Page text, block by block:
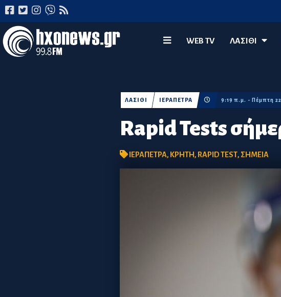
WEB TV ΛΑΣΊΘΙ
Rapid Tests
ΛΑΣΙΘΙ ΙΕΡΑΠΕΤΡΑ 9:19 π.μ. - Πέμπτη
ΙΕΡΑΠΕΤΡΑ, ΚΡΗΤΗ, RAPID TEST, ΣΗΜΕΙΑ